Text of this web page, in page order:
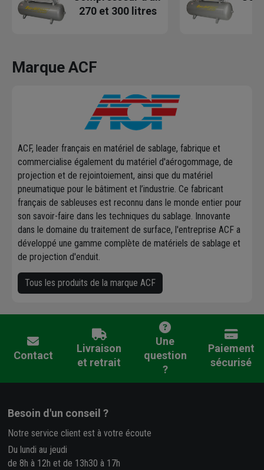
270 et 300 litres
Marque ACF
ACF, leader français en matériel de sablage, fabrique et
commercialise également du matériel d'aérogommage, de
projection et de rejointoiement, ainsi que du matériel
pneumatique pour le bâtiment et l’industrie. Ce fabricant
français de sableuses est reconnu dans le monde entier pour
son savoir-faire dans les techniques du sablage. Innovante
dans le domaine du traitement de surface, l'entreprise ACF a
développé une gamme complète de matériels de sablage et
de projection d'enduit.
Tous les produits de la marque ACF
Contact
Livraison
et retrait
Une
question
?
Paiement
sécurisé
Besoin d'un conseil ?
Notre service client est à votre écoute
Du lundi au jeudi
de 8h à 12h et de 13h30 à 17h